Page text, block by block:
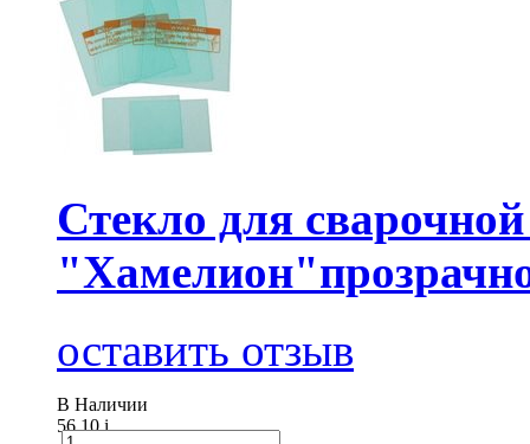
Стекло для
оставить отзыв
В Наличии
56.10i